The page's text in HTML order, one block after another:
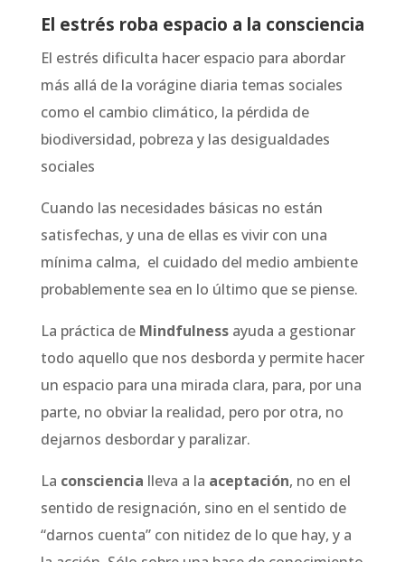
El estrés roba espacio a la consciencia
El estrés dificulta hacer espacio para abordar
más allá de la vorágine diaria temas sociales
como el cambio climático, la pérdida de
biodiversidad, pobreza y las desigualdades
sociales
Cuando las necesidades básicas no están
satisfechas, y una de ellas es vivir con una
mínima calma, el cuidado del medio ambiente
probablemente sea en lo último que se piense.
La práctica de Mindfulnessayuda a gestionar
todo aquello que nos desborda y permite hacer
un espacio para una mirada clara, para, por una
parte, no obviar la realidad, pero por otra, no
dejarnos desbordar y paralizar.
La consciencia lleva a la aceptación, no en el
sentido de resignación, sino en el sentido de
“darnos cuenta” con nitidez de lo que hay, y a